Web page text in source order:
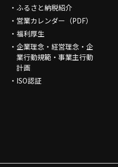
ふるさと納税紹介
営業カレンダー（PDF）
福利厚生
企業理念・経営理念・企
業行動規範・事業主行動
計画
ISO認証